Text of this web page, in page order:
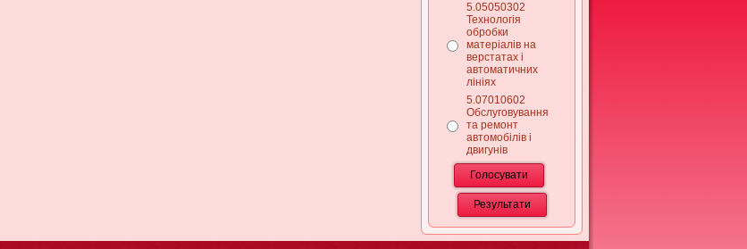
5.05050302
Технологія
обробки
матеріалів на
верстатах і
автоматичних
лініях
5.07010602
Обслуговування
та ремонт
автомобілів і
двигунів